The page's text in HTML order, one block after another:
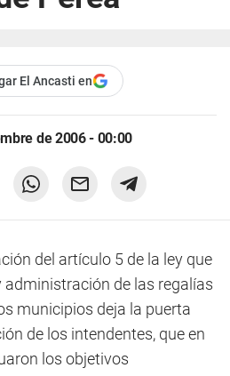
El Ancasti en
de 2006 - 00:00
del artículo 5 de la ley que
de las regalías
municipios deja la puerta
de los intendentes, que en
los objetivos